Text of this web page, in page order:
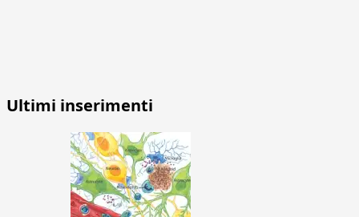
Ultimi inserimenti